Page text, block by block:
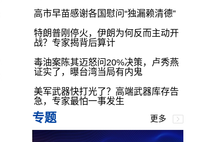
高市早苗感谢各国慰问“独漏赖清德”
特朗普刚停火，伊朗为何反而主动开
战？专家揭背后算计
毒油案陈其迈怒问20%决策，卢秀燕
证实了，曝台湾当局有内鬼
美军武器快打光了？高端武器库存告
急，专家最怕一事发生
专题 更多